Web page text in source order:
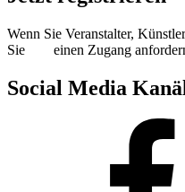
Wenn Sie Veranstalter,
Sie
einen Zugang
Social Media